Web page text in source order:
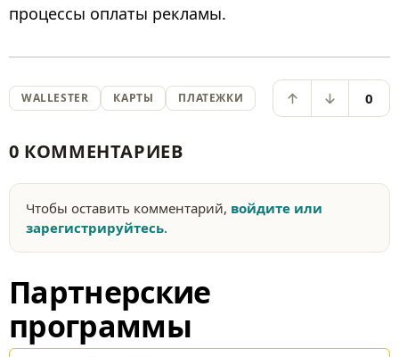
процессы оплаты рекламы.
WALLESTER КАРТЫ ПЛАТЕЖКИ 0
0 КОММЕНТАРИЕВ
Чтобы оставить комментарий, войдите или
зарегистрируйтесь.
Партнерские
программы